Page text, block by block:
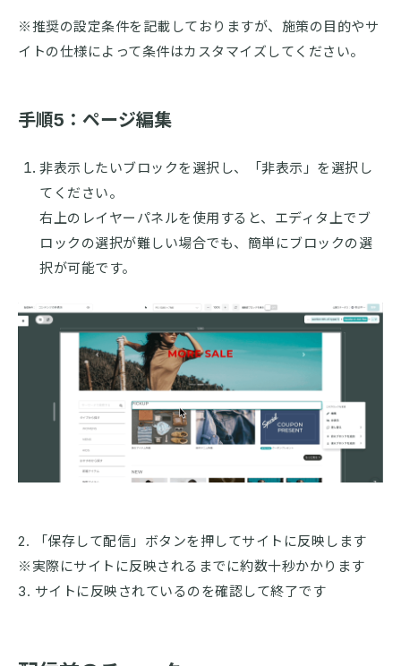
※推奨の設定条件を記載しておりますが、施策の目的やサ
イトの仕様によって条件はカスタマイズしてください。
手順5：ページ編集
非表示したいブロックを選択し、「非表示」を選択し
てください。
右上のレイヤーパネルを使用すると、エディタ上でブ
ロックの選択が難しい場合でも、簡単にブロックの選
択が可能です。
2. 「保存して配信」ボタンを押してサイトに反映します
※実際にサイトに反映されるまでに約数十秒かかります
3. サイトに反映されているのを確認して終了です